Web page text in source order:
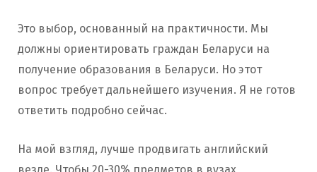
Это выбор, основанный на практичности. Мы
должны ориентировать граждан Беларуси на
получение образования в Беларуси. Но этот
вопрос требует дальнейшего изучения. Я не готов
ответить подробно сейчас.
На мой взгляд, лучше продвигать английский